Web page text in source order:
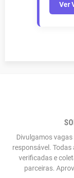
Ver
Divulgamos
responsável.
verificadas e
parceiras.